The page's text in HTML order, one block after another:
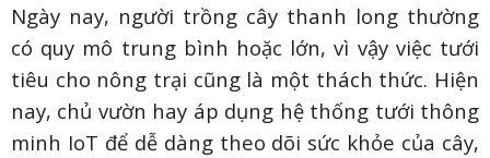
Ngày nay, người trồng cây thanh long thường
có quy mô trung bình hoặc lớn, vì vậy việc tưới
tiêu cho nông trại cũng là một thách thức. Hiện
nay, chủ vườn hay áp dụng hệ thống tưới thông
minh IoT để dễ dàng theo dõi sức khỏe của cây,